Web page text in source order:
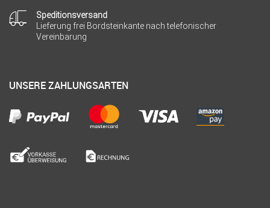
Speditionsversand
Lieferung frei Bordsteinkante nach telefonischer
Vereinbarung
UNSERE ZAHLUNGSARTEN